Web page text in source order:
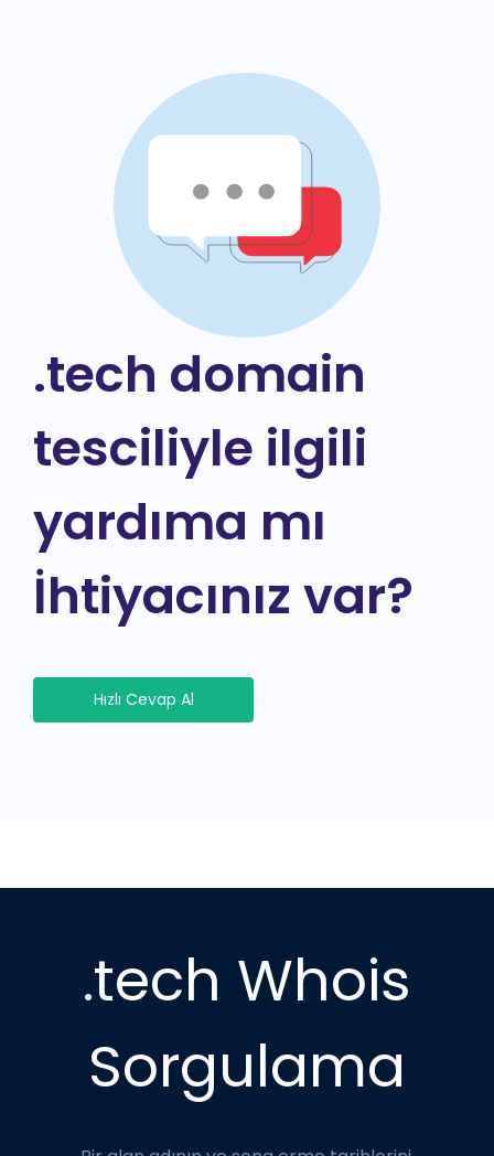
.tech domain
tesciliyle ilgili
yardıma mı
İhtiyacınız var?
Hızlı Cevap Al
.tech Whois
Sorgulama